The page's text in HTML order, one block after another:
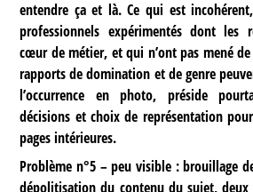
entendre ça et là. Ce qui est
professionnels expérimentés dont les
cœur de métier, et qui n’ont pas mené
rapports de domination et de genre
l’occurrence en photo, préside
décisions et choix de représentation
pages intérieures.
Problème n°5– peu visible : brouillage
dépolitisation du contenu du sujet,